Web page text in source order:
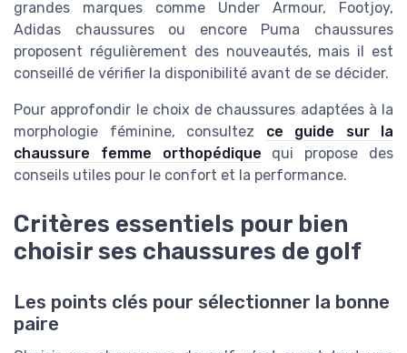
grandes marques comme Under Armour, Footjoy,
Adidas chaussures ou encore Puma chaussures
proposent régulièrement des nouveautés, mais il est
conseillé de vérifier la disponibilité avant de se décider.
Pour approfondir le choix de chaussures adaptées à la
morphologie féminine, consultez ce guide sur la
chaussure femme orthopédique qui propose des
conseils utiles pour le confort et la performance.
Critères essentiels pour bien
choisir ses chaussures de golf
Les points clés pour sélectionner la bonne
paire